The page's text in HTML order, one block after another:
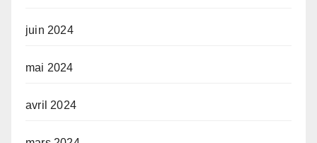
juin 2024
mai 2024
avril 2024